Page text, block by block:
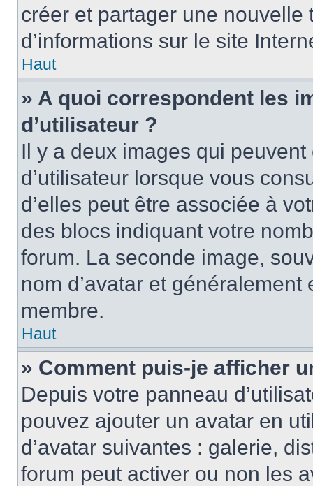
créer et partager une
d’informations sur le site
Haut
» A quoi correspondent les
d’utilisateur ?
Il y a deux images qui
d’utilisateur lorsque vous
d’elles peut être associée à
des blocs indiquant votre
forum. La seconde image,
nom d’avatar et
membre.
Haut
» Comment puis-je afficher
Depuis votre panneau
pouvez ajouter un avatar en
d’avatar suivantes : galerie,
forum peut activer ou non les